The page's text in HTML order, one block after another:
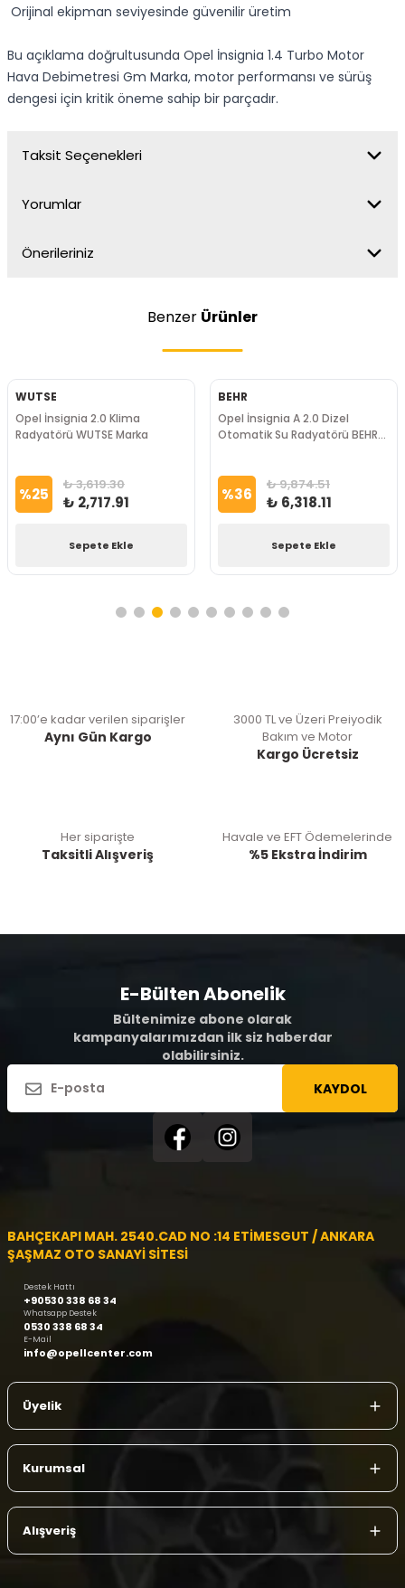
Orijinal ekipman seviyesinde güvenilir üretim
Bu açıklama doğrultusunda Opel İnsignia 1.4 Turbo Motor
Hava Debimetresi Gm Marka, motor performansı ve sürüş
dengesi için kritik öneme sahip bir parçadır.
Taksit Seçenekleri
Yorumlar
Önerileriniz
Benzer Ürünler
WUTSE
Opel İnsignia 2.0 Klima
Radyatörü WUTSE Marka
%25 ₺ 3,619.30
₺ 2,717.91
Sepete Ekle
BEHR
Opel İnsignia A 2.0 Dizel
Otomatik Su Radyatörü BEHR
%36 ₺ 9,874.51
₺ 6,318.11
Sepete Ekle
17:00’e kadar verilen siparişler
Aynı Gün Kargo
3000 TL ve Üzeri Preiyodik
Bakım ve Motor
Kargo Ücretsiz
Her siparişte
Taksitli Alışveriş
Havale ve EFT Ödemelerinde
%5 Ekstra İndirim
E-Bülten Abonelik
Bültenimize abone olarak
kampanyalarımızdan ilk siz haberdar
olabilirsiniz.
KAYDOL
BAHÇEKAPI MAH. 2540.CAD NO :14 ETİMESGUT / ANKARA
ŞAŞMAZ OTO SANAYİ SİTESİ
Destek Hattı
+90530 338 68 34
Whatsapp Destek
0530 338 68 34
E-Mail
info@opellcenter.com
Üyelik
Kurumsal
Alışveriş